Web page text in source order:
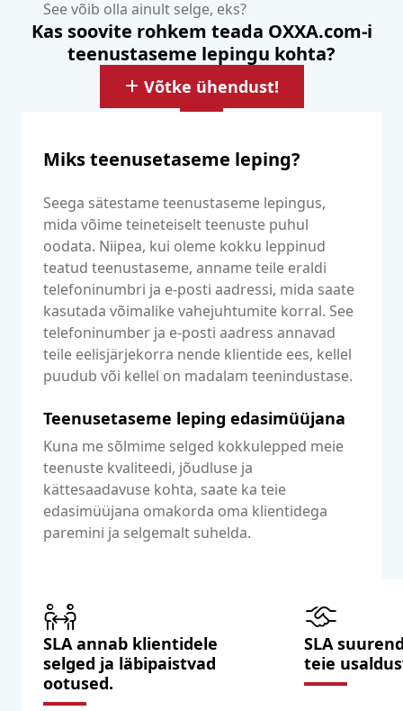
See võib olla ainult selge, eks?
Kas soovite rohkem teada OXXA.com-i
teenustaseme lepingu kohta?
Võtke ühendust!
Miks teenusetaseme leping?
Seega sätestame teenustaseme lepingus,
mida võime teineteiselt teenuste puhul
oodata. Niipea, kui oleme kokku leppinud
teatud teenustaseme, anname teile eraldi
telefoninumbri ja e-posti aadressi, mida saate
kasutada võimalike vahejuhtumite korral. See
telefoninumber ja e-posti aadress annavad
teile eelisjärjekorra nende klientide ees, kellel
puudub või kellel on madalam teenindustase.
Teenusetaseme leping edasimüüjana
Kuna me sõlmime selged kokkulepped meie
teenuste kvaliteedi, jõudluse ja
kättesaadavuse kohta, saate ka teie
edasimüüjana omakorda oma klientidega
paremini ja selgemalt suhelda.
SLA annab klientidele
selged ja läbipaistvad
ootused.
SLA
teie